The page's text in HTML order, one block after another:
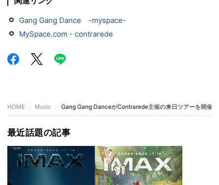
Gang Gang Dance -myspace-
MySpace.com - contrarede
HOME Music Gang Gang DanceがContrarede主催の来日ツアーを開催
最近話題の記事